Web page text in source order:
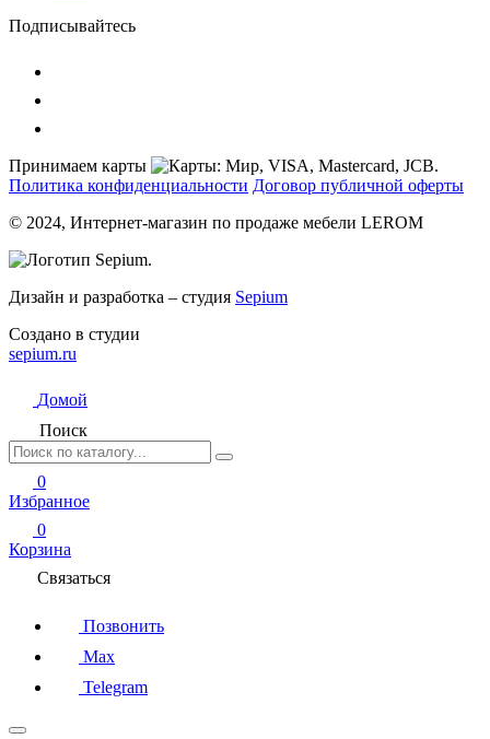
Подписывайтесь
Принимаем карты
Политика конфиденциальности Договор публичной оферты
© 2024, Интернет-магазин по продаже мебели LEROM
Дизайн и разработка – студия Sepium
Создано в студии
sepium.ru
Домой
Поиск
0
Избранное
0
Корзина
Связаться
Позвонить
Max
Telegram